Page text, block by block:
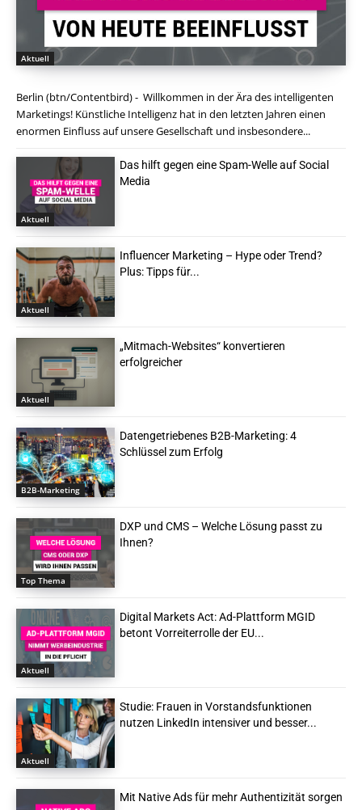
Aktuell
Berlin (btn/Contentbird) - Willkommen in der Ära des intelligenten
Marketings! Künstliche Intelligenz hat in den letzten Jahren einen
enormen Einfluss auf unsere Gesellschaft und insbesondere...
Aktuell
Das hilft gegen eine Spam-Welle auf Social
Media
Aktuell
Influencer Marketing – Hype oder Trend?
Plus: Tipps für...
Aktuell
„Mitmach-Websites“ konvertieren
erfolgreicher
B2B-Marketing
Datengetriebenes B2B-Marketing: 4
Schlüssel zum Erfolg
Top Thema
DXP und CMS – Welche Lösung passt zu
Ihnen?
Aktuell
Digital Markets Act: Ad-Plattform MGID
betont Vorreiterrolle der EU...
Aktuell
Studie: Frauen in Vorstandsfunktionen
nutzen LinkedIn intensiver und besser...
Mit Native Ads für mehr Authentizität sorgen